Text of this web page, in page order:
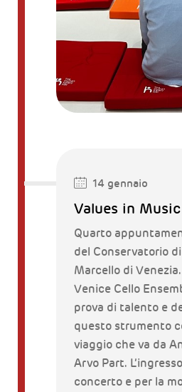
14 gennaio
Values in Music
Quarto
del Conservatorio
Marcello di
Venice Cello
prova di talento e
questo strumento
viaggio che va da
Arvo Part.
concerto e per la